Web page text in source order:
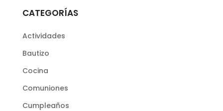
CATEGORÍAS
Actividades
Bautizo
Cocina
Comuniones
Cumpleaños